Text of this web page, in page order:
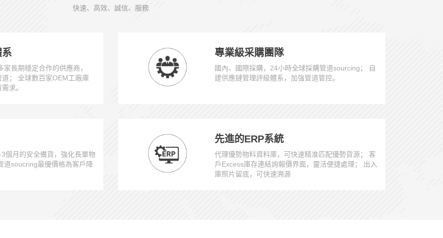
快速、高效、誠信、服務
系
長期穩定合作的供應商，
； 全球數百家OEM工廠庫
求。
專業級采購團隊
國內、國際採購，24小時全球採購管道sourcing； 自
建供應鏈管理評級體系，加強管道管控。
個月的安全備貨，強化長單物
道soucring最優價格為客戶降
先進的ERP系統
代理優勢物料資料庫，可快速精准匹配優勢貨源； 客
戶Excess庫存連結詢報價界面，靈活便捷處理； 出入
庫照片留底，可快速溯源